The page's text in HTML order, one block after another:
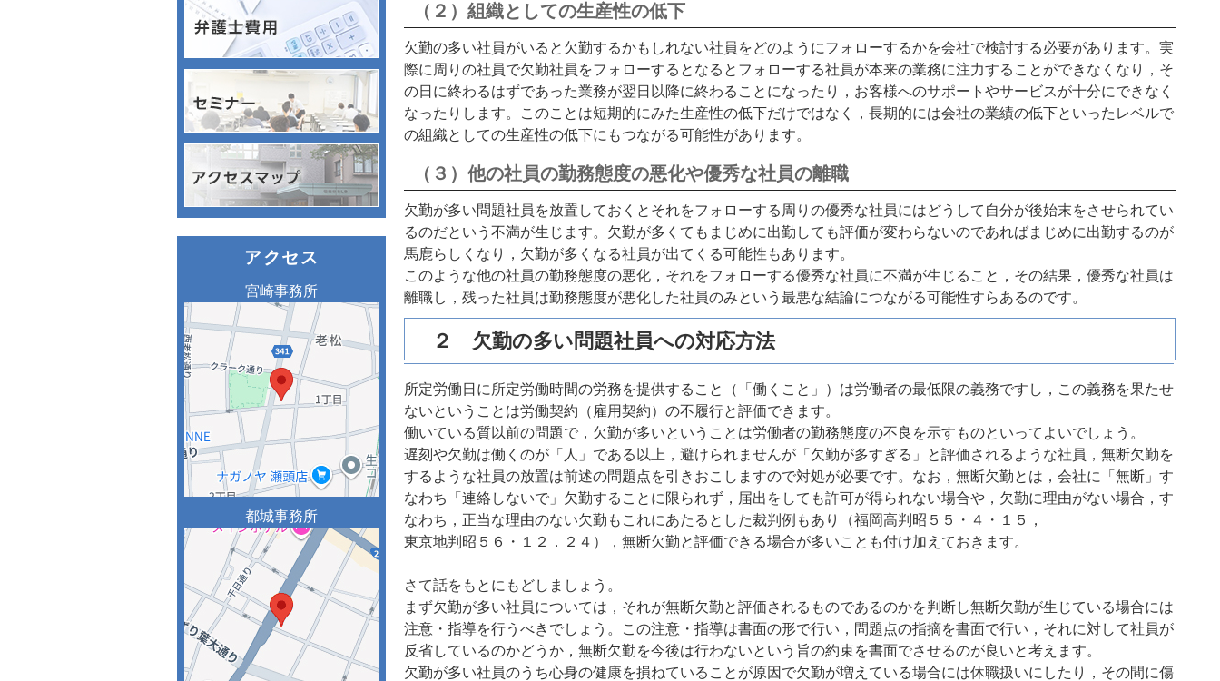
（２）組織としての生産性の低下
欠勤の多い社員がいると欠勤するかもしれない社員をどのようにフォローするかを会社で検討する必要があります。実
際に周りの社員で欠勤社員をフォローするとなるとフォローする社員が本来の業務に注力することができなくなり，そ
の日に終わるはずであった業務が翌日以降に終わることになったり，お客様へのサポートやサービスが十分にできなく
なったりします。このことは短期的にみた生産性の低下だけではなく，長期的には会社の業績の低下といったレベルで
の組織としての生産性の低下にもつながる可能性があります。
（３）他の社員の勤務態度の悪化や優秀な社員の離職
欠勤が多い問題社員を放置しておくとそれをフォローする周りの優秀な社員にはどうして自分が後始末をさせられてい
るのだという不満が生じます。欠勤が多くてもまじめに出勤しても評価が変わらないのであればまじめに出勤するのが
馬鹿らしくなり，欠勤が多くなる社員が出てくる可能性もあります。
このような他の社員の勤務態度の悪化，それをフォローする優秀な社員に不満が生じること，その結果，優秀な社員は
離職し，残った社員は勤務態度が悪化した社員のみという最悪な結論につながる可能性すらあるのです。
２ 欠勤の多い問題社員への対応方法
所定労働日に所定労働時間の労務を提供すること（「働くこと」）は労働者の最低限の義務ですし，この義務を果たせ
ないということは労働契約（雇用契約）の不履行と評価できます。
働いている質以前の問題で，欠勤が多いということは労働者の勤務態度の不良を示すものといってよいでしょう。
遅刻や欠勤は働くのが「人」である以上，避けられませんが「欠勤が多すぎる」と評価されるような社員，無断欠勤を
するような社員の放置は前述の問題点を引きおこしますので対処が必要です。なお，無断欠勤とは，会社に「無断」す
なわち「連絡しないで」欠勤することに限られず，届出をしても許可が得られない場合や，欠勤に理由がない場合，す
なわち，正当な理由のない欠勤もこれにあたるとした裁判例もあり（福岡高判昭５５・４・１５，
東京地判昭５６・１２．２４），無断欠勤と評価できる場合が多いことも付け加えておきます。
さて話をもとにもどしましょう。
まず欠勤が多い社員については，それが無断欠勤と評価されるものであるのかを判断し無断欠勤が生じている場合には
注意・指導を行うべきでしょう。この注意・指導は書面の形で行い，問題点の指摘を書面で行い，それに対して社員が
反省しているのかどうか，無断欠勤を今後は行わないという旨の約束を書面でさせるのが良いと考えます。
欠勤が多い社員のうち心身の健康を損ねていることが原因で欠勤が増えている場合には休職扱いにしたり，その間に傷
アクセス
宮崎事務所
都城事務所